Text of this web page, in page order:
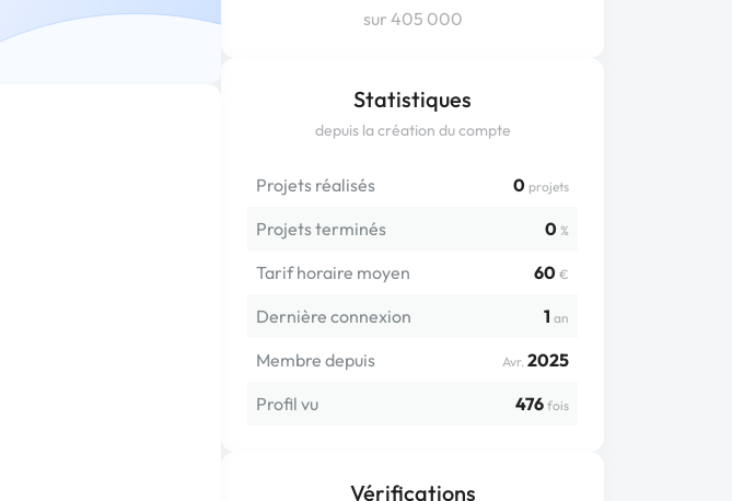
sur 405 000
Statistiques
depuis la création du compte
Projets réalisés 0 projets
Projets terminés 0 %
Tarif horaire moyen 60 €
Dernière connexion 1 an
Membre depuis Avr. 2025
Profil vu
476 fois
Vérifications